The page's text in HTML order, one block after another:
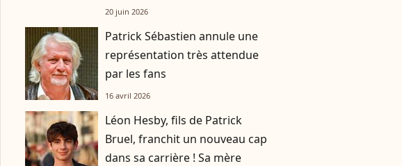
question"
20 juin 2026
Patrick Sébastien annule une
représentation très attendue
par les fans
16 avril 2026
Léon Hesby, fils de Patrick
Bruel, franchit un nouveau cap
dans sa carrière ! Sa mère